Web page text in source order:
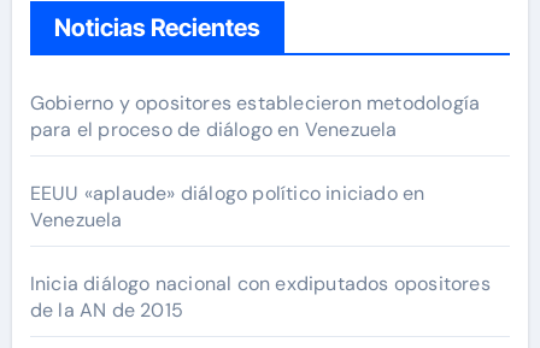
Noticias Recientes
Gobierno y opositores establecieron metodología
para el proceso de diálogo en Venezuela
EEUU «aplaude» diálogo político iniciado en
Venezuela
Inicia diálogo nacional con exdiputados opositores
de la AN de 2015